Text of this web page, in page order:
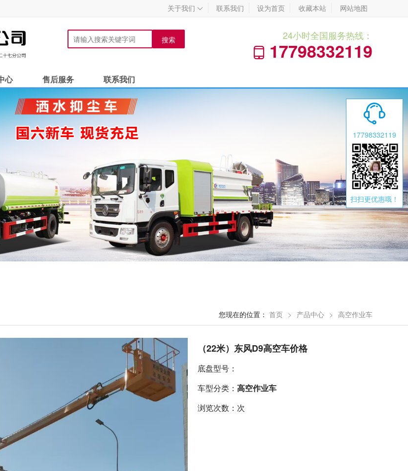
关于我们  联系我们 设为首页 收藏本站 网站地图
搜索
24小时全国服务热线：
 17798332119
心 售后服务 联系我们
您现在的位置： 首页 > 产品中心 > 高空作业车
（22米）东风D9高空车价格
底盘型号：
车型分类： 高空作业车
浏览次数：次

17798332119
扫扫更优惠哦！